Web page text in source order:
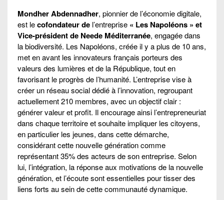
Mondher Abdennadher, pionnier de l’économie digitale,
est lecofondateur de l’entreprise « Les Napoléons » et
Vice-président de Neede Méditerranée, engagée dans
la biodiversité. Les Napoléons, créée il y a plus de 10 ans,
met en avant les innovateurs français porteurs des
valeurs des lumières et de la République, tout en
favorisant le progrès de l’humanité. L’entreprise vise à
créer un réseau social dédié à l’innovation, regroupant
actuellement 210 membres, avec un objectif clair :
générer valeur et profit. Il encourage ainsi l’entrepreneuriat
dans chaque territoire et souhaite impliquer les citoyens,
en particulier les jeunes, dans cette démarche,
considérant cette nouvelle génération comme
représentant 35% des acteurs de son entreprise. Selon
lui, l’intégration, la réponse aux motivations de la nouvelle
génération, et l’écoute sont essentielles pour tisser des
liens forts au sein de cette communauté dynamique.